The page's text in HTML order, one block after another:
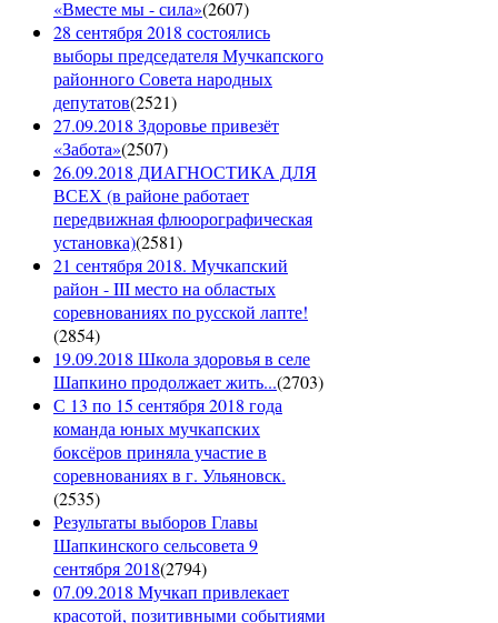
«Вместе мы - сила»(2607)
28 сентября 2018 состоялись
выборы председателя Мучкапского
районного Совета народных
депутатов(2521)
27.09.2018 Здоровье привезёт
«Забота»(2507)
26.09.2018 ДИАГНОСТИКА ДЛЯ
ВСЕХ (в районе работает
передвижная флюорографическая
установка)(2581)
21 сентября 2018. Мучкапский
район - III место на областых
соревнованиях по русской лапте!
(2854)
19.09.2018 Школа здоровья в селе
Шапкино продолжает жить...(2703)
С 13 по 15 сентября 2018 года
команда юных мучкапских
боксёров приняла участие в
соревнованиях в г. Ульяновск.
(2535)
Результаты выборов Главы
Шапкинского сельсовета 9
сентября 2018(2794)
07.09.2018 Мучкап привлекает
красотой, позитивными событиями